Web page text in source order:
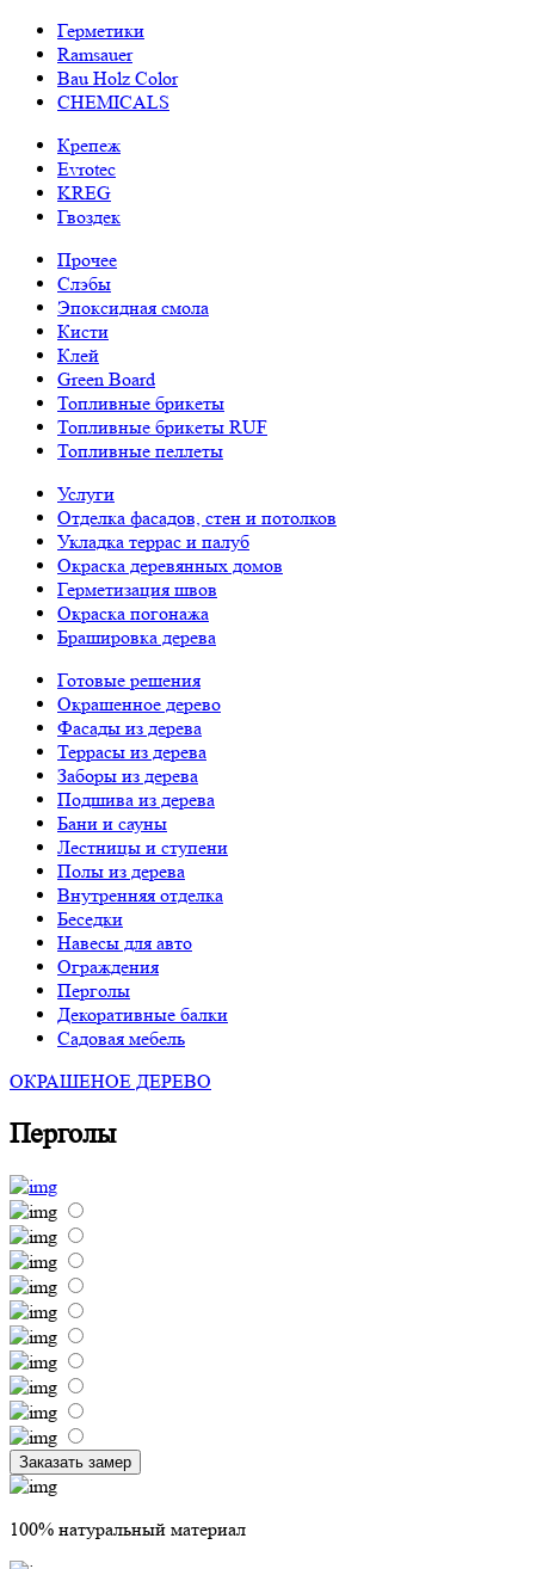
Герметики
Ramsauer
Bau Holz Color
CHEMICALS
Крепеж
Evrotec
KREG
Гвоздек
Прочее
Слэбы
Эпоксидная смола
Кисти
Клей
Green Board
Топливные брикеты
Топливные брикеты RUF
Топливные пеллеты
Услуги
Отделка фасадов, стен и потолков
Укладка террас и палуб
Окраска деревянных домов
Герметизация швов
Окраска погонажа
Брашировка дерева
Готовые решения
Окрашенное дерево
Фасады из дерева
Террасы из дерева
Заборы из дерева
Подшива из дерева
Бани и сауны
Лестницы и ступени
Полы из дерева
Внутренняя отделка
Беседки
Навесы для авто
Ограждения
Перголы
Декоративные балки
Садовая мебель
ОКРАШЕНОЕ ДЕРЕВО
Перголы
Заказать замер
100% натуральный материал